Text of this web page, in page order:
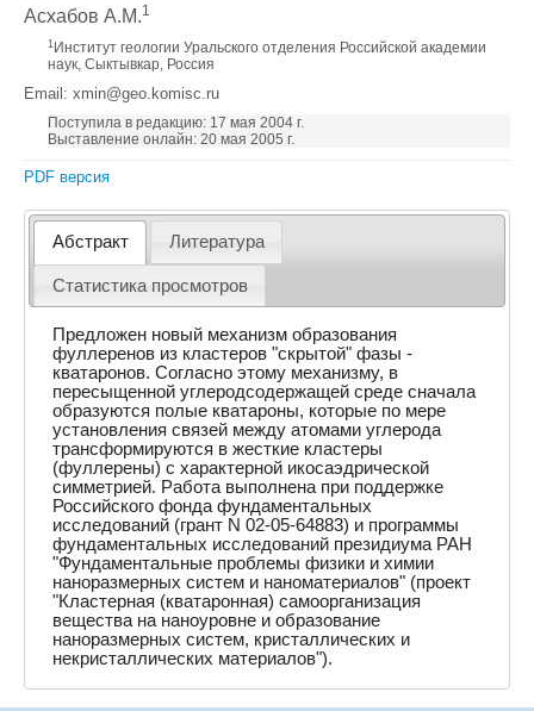
Асхабов А.М.1
1 Институт геологии Уральского отделения Российской академии
наук, Сыктывкар, Россия
Email: xmin@geo.komisc.ru
Поступила в редакцию: 17 мая 2004 г.
Выставление онлайн: 20 мая 2005 г.
PDF версия
Абстракт Литература
Статистика просмотров
Предложен новый механизм образования
фуллеренов из кластеров "скрытой" фазы -
кватаронов. Согласно этому механизму, в
пересыщенной углеродсодержащей среде сначала
образуются полые кватароны, которые по мере
установления связей между атомами углерода
трансформируются в жесткие кластеры
(фуллерены) с характерной икосаэдрической
симметрией. Работа выполнена при поддержке
Российского фонда фундаментальных
исследований (грант N 02-05-64883) и программы
фундаментальных исследований президиума РАН
"Фундаментальные проблемы физики и химии
наноразмерных систем и наноматериалов" (проект
"Кластерная (кватаронная) самоорганизация
вещества на наноуровне и образование
наноразмерных систем, кристаллических и
некристаллических материалов").